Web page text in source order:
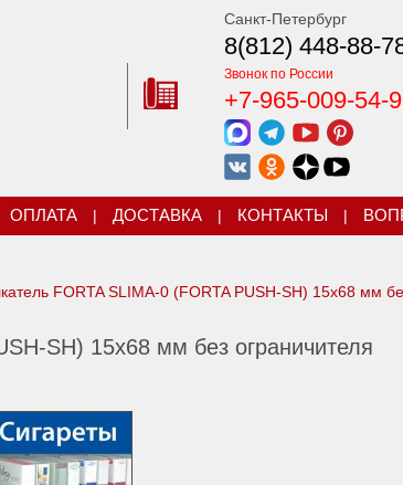
Санкт-Петербург
8(812) 448-88-
Звонок по России
+7-965-009-54-
ОПЛАТА | ДОСТАВКА | КОНТАКТЫ |
FORTA SLIMA-0 (FORTA PUSH-SH) 15х68 мм
SH) 15х68 мм без ограничителя